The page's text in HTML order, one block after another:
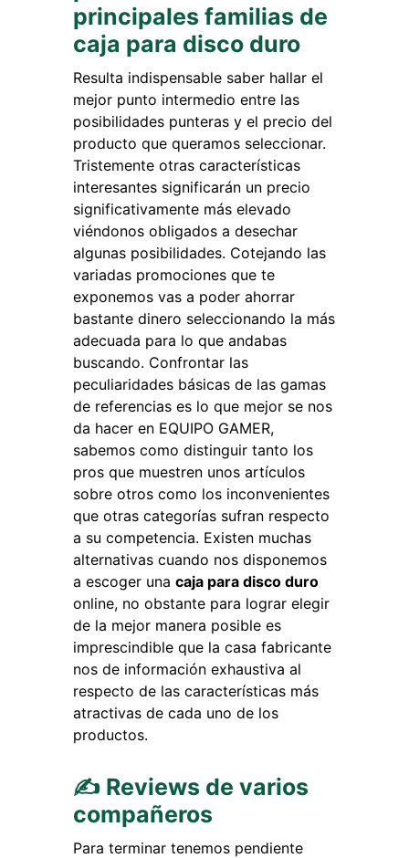
principales familias de
caja para disco duro
Resulta indispensable saber hallar el
mejor punto intermedio entre las
posibilidades punteras y el precio del
producto que queramos seleccionar.
Tristemente otras características
interesantes significarán un precio
significativamente más elevado
viéndonos obligados a desechar
algunas posibilidades. Cotejando las
variadas promociones que te
exponemos vas a poder ahorrar
bastante dinero seleccionando la más
adecuada para lo que andabas
buscando. Confrontar las
peculiaridades básicas de las gamas
de referencias es lo que mejor se nos
da hacer en EQUIPO GAMER,
sabemos como distinguir tanto los
pros que muestren unos artículos
sobre otros como los inconvenientes
que otras categorías sufran respecto
a su competencia. Existen muchas
alternativas cuando nos disponemos
a escoger una caja para disco duro
online, no obstante para lograr elegir
de la mejor manera posible es
imprescindible que la casa fabricante
nos de información exhaustiva al
respecto de las características más
atractivas de cada uno de los
productos.
✍ Reviews de varios
compañeros
Para terminar tenemos pendiente